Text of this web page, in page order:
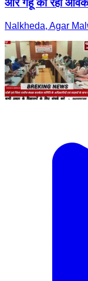
और गेंहू की रही आवक
Nalkheda, Agar